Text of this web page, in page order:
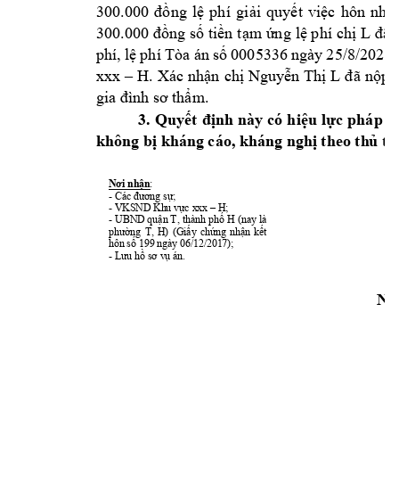
300.000 đồng lệ phí giải quyết việc hôn
300.000 đồng số tiền tạm ứng lệ phí chị L đã
phí, lệ phí Tòa án số 0005336 ngày 25/8/2025
xxx – H. Xác nhận chị Nguyễn Thị L đã nộp
gia đình sơ thẩm.
3. Quyết định này có hiệu lực pháp
không bị kháng cáo, kháng nghị theo thủ
Nơi nhận:
- Các đương sự;
- VKSND Khu vực xxx – H;
- UBND quận T, thành phố H (nay là
phường T H) (Giấy chứng nhận kết
hôn số 199 ngày 06/12/2017);
- Lưu hồ sơ vụ án.